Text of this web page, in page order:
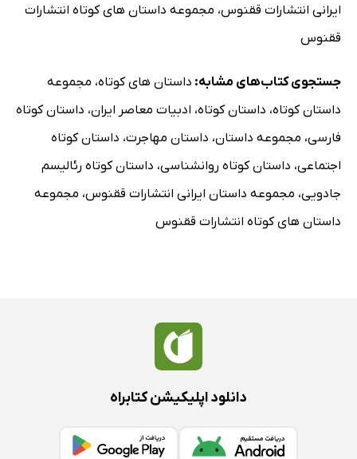
ایرانی انتشارات ققنوس، مجموعه داستان های کوتاه انتشارات
ققنوس
جستجوی کتاب‌های مشابه: داستان های کوتاه، مجموعه
داستان کوتاه، داستان کوتاه، ادبیات معاصر ایران، داستان کوتاه
فارسی، مجموعه داستان، داستان مهاجرت، داستان کوتاه
اجتماعی، داستان کوتاه روانشناسی، داستان کوتاه رئالیسم
جادویی، مجموعه داستان ایرانی انتشارات ققنوس، مجموعه
داستان های کوتاه انتشارات ققنوس
دانلود اپلیکیشن کتابراه